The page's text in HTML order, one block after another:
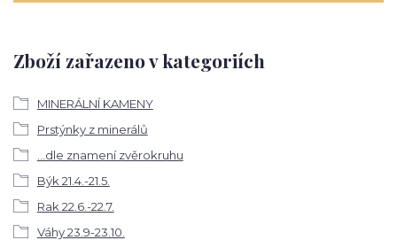
Zboží zařazeno v kategoriích
MINERÁLNÍ KAMENY
Prstýnky z minerálů
...dle znamení zvěrokruhu
Býk 21.4.-21.5.
Rak 22.6.-22.7.
Váhy 23.9-23.10.